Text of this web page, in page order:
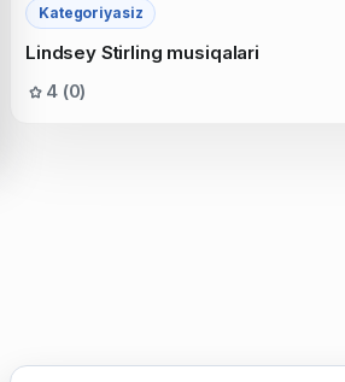
Kategoriyasiz
Lindsey Stirling musiqalari
4 (0)